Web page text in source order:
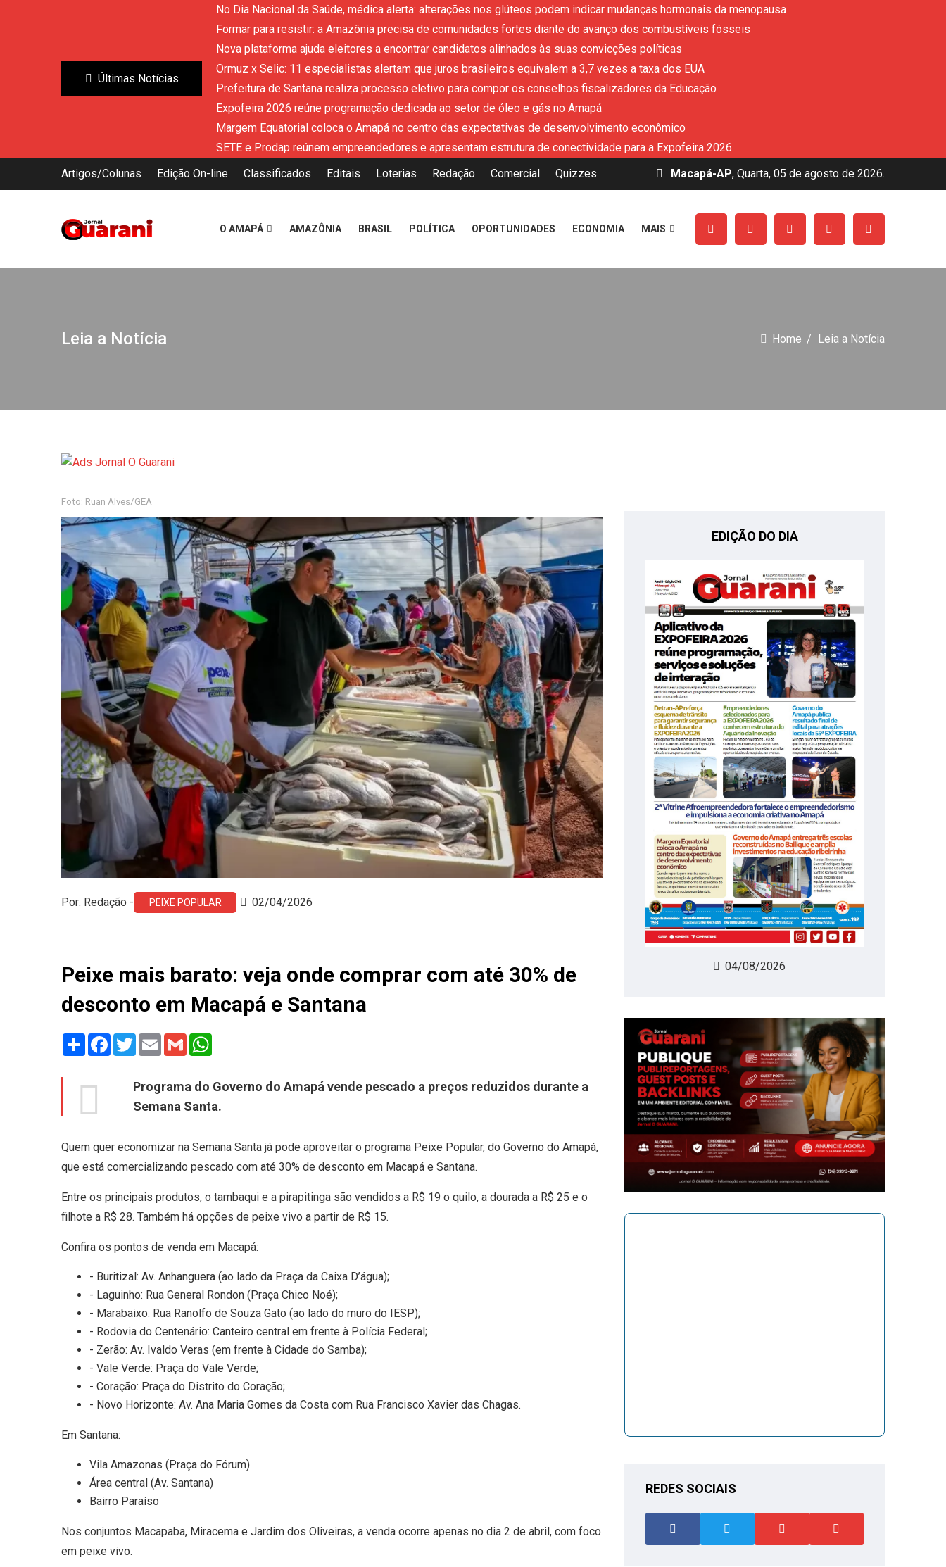
Últimas Notícias
No Dia Nacional da Saúde, médica alerta: alterações nos glúteos podem indicar mudanças hormonais da menopausa
Formar para resistir: a Amazônia precisa de comunidades fortes diante do avanço dos combustíveis fósseis
Nova plataforma ajuda eleitores a encontrar candidatos alinhados às suas convicções políticas
Ormuz x Selic: 11 especialistas alertam que juros brasileiros equivalem a 3,7 vezes a taxa dos EUA
Prefeitura de Santana realiza processo eletivo para compor os conselhos fiscalizadores da Educação
Expofeira 2026 reúne programação dedicada ao setor de óleo e gás no Amapá
Margem Equatorial coloca o Amapá no centro das expectativas de desenvolvimento econômico
SETE e Prodap reúnem empreendedores e apresentam estrutura de conectividade para a Expofeira 2026
Artigos/Colunas
Edição On-line Classificados Editais Loterias Redação Comercial Quizzes Macapá-AP, Quarta, 05 de agosto de 2026.
O AMAPÁ AMAZÔNIA BRASIL POLÍTICA OPORTUNIDADES ECONOMIA MAIS
Leia a Notícia Home Leia a Notícia
Foto: Ruan Alves/GEA
Por: Redação - PEIXE POPULAR 02/04/2026
Peixe mais barato: veja onde comprar com até 30% de
desconto em Macapá e Santana
Share Facebook
TwitterEmail Gmail
Programa do Governo do Amapá vende pescado a preços reduzidos durante a
Semana Santa.
Quem quer economizar na Semana Santa já pode aproveitar o programa Peixe Popular, do Governo do Amapá,
que está comercializando pescado com até 30% de desconto em Macapá e Santana.
Entre os principais produtos, o tambaqui e a pirapitinga são vendidos a R$ 19 o quilo, a dourada a R$ 25 e o
filhote a R$ 28. Também há opções de peixe vivo a partir de R$ 15.
Confira os pontos de venda em Macapá:
- Buritizal: Av. Anhanguera (ao lado da Praça da Caixa D’água);
- Laguinho: Rua General Rondon (Praça Chico Noé);
- Marabaixo: Rua Ranolfo de Souza Gato (ao lado do muro do IESP);
- Rodovia do Centenário: Canteiro central em frente à Polícia Federal;
- Zerão: Av. Ivaldo Veras (em frente à Cidade do Samba);
- Vale Verde: Praça do Vale Verde;
- Coração: Praça do Distrito do Coração;
- Novo Horizonte: Av. Ana Maria Gomes da Costa com Rua Francisco Xavier das Chagas.
Em Santana:
Vila Amazonas (Praça do Fórum)
Área central (Av. Santana)
Bairro Paraíso
Nos conjuntos Macapaba, Miracema e Jardim dos Oliveiras, a venda ocorre apenas no dia 2 de abril, com foco
em peixe vivo.
EDIÇÃO DO DIA
04/08/2026
REDES SOCIAIS